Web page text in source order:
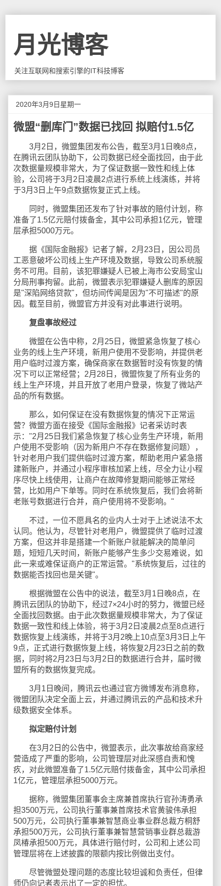
月光博客
关注互联网和搜索引擎的IT科技博客
2020年3月9日星期一
微盟“删库门”数据已找回 拟赔付1.5亿
3月2日，微盟集团发布公告，截至3月1日晚8点，
在腾讯云团队协助下，公司数据已经全面找回，由于此
次数据量规模非常大，为了保证数据一致性和线上体
验，公司将于3月2日凌晨2点进行系统上线演练，并将
于3月3日上午9点数据恢复正式上线。
同时，微盟集团还发布了针对事故的赔付计划，称
准备了1.5亿元赔付拨备金，其中公司承担1亿元，管理
层承担5000万元。
据《国际金融报》记者了解，2月23日，因公司员
工恶意破坏公司线上生产环境及数据，导致公司系统服
务不可用。目前，该犯罪嫌疑人已被上海市公安局宝山
分局刑事拘留。此前，微盟表示犯罪嫌疑人删库的原因
是"深陷网络贷款"，但坊间传闻是因为"不可描述"的原
因。截至目前，微盟官方并没有对此事进行说明。
复盘事故经过
微盟在公告中称，2月25日，微盟紧急恢复了核心
业务的线上生产环境，新用户使用不受影响，并提供老
用户临时过渡方案，确保商家在数据暂时没有恢复的情
况下可以正常经营；2月28日，微盟恢复了所有业务的
线上生产环境，并且开放了老用户登录，恢复了微站产
品的所有数据。
那么，如何保证在没有数据恢复的情况下正常运
营？微盟方面在接受《国际金融报》记者采访时表
示："2月25日我们紧急恢复了核心业务生产环境，新用
户使用不受影响（因为新用户不存在数据修复问题），
针对老用户我们提供临时过渡方案，帮助老用户紧急搭
建新账户，并通过小程序审核加紧上线，尽全力让小程
序尽快上线使用，让商户在故障修复期间能够正常经
营，比如用户下单等。同时在系统恢复后，我们会将新
老账号数据进行合并，商户使用将不受影响。"
不过，一位不愿具名的业内人士对于上述说法不太
认同。他认为，尽管针对老用户，微盟提供了临时过渡
方案，但这并非是搭建一个新账户就能解决的简单问
题，短短几天时间，新账户能够产生多少交易难说，如
此一来或难保证商户的正常运营。"系统恢复后，过往的
数据能否找回也是关键"。
根据微盟在公告中的说法，截至3月1日晚8点，在
腾讯云团队的协助下，经过7×24小时的努力，微盟已经
全面找回数据。由于此次数据量规模非常大，为了保证
数据一致性和线上体验，将于3月2日凌晨2点至8点进行
数据恢复上线演练，并将于3月2晚上10点至3月3日上午
9点，正式进行数据恢复上线，将恢复2月23日之前的数
据，同时将2月23日与3月2日的数据进行合并，届时微
盟所有的数据恢复完成。
3月1日晚间，腾讯云也通过官方微博发布消息称，
微盟团队决定全面上云，并通过腾讯云的产品和技术升
级数据安全体系。
拟定赔付计划
在3月2日的公告中，微盟表示，此次事故给商家经
营造成了严重的影响，公司管理层对此深感自责和愧
疚，对此微盟准备了1.5亿元赔付拨备金，其中公司承担
1亿元，管理层承担5000万元。
据称，微盟集团董事会主席兼首席执行官孙涛勇承
担3500万元，公司执行董事兼首席技术官黄骏伟承担
500万元，公司执行董事兼智慧商业事业群总裁方桐舒
承担500万元，公司执行董事兼智慧营销事业群总裁游
凤椿承担500万元，具体进行赔付时，公司和上述公司
管理层将在上述披露的限额内按比例做出支付。
尽管微盟处理问题的态度比较坦诚和负责任，但律
师仍向记者表示出了一定的担忧。